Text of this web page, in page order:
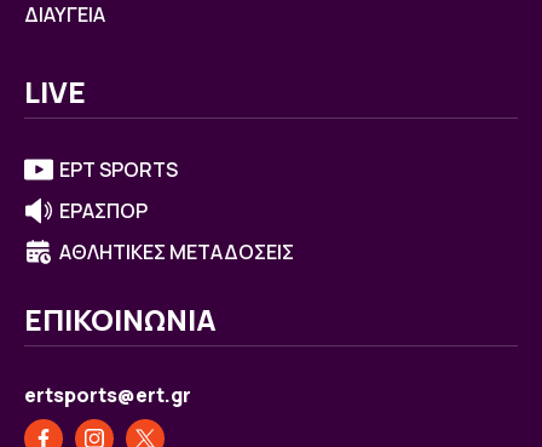
ΔΙΑΥΓΕΙΑ
LIVE
ΕΡΤ SPORTS
ΕΡΑΣΠΟΡ
ΑΘΛΗΤΙΚΕΣ ΜΕΤΑΔΟΣΕΙΣ
ΕΠΙΚΟΙΝΩΝΙΑ
ertsports@ert.gr